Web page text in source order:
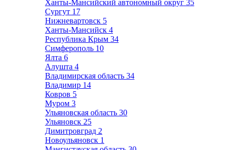
Ханты-Мансийский автономный округ 35
Сургут 17
Нижневартовск 5
Ханты-Мансийск 4
Республика Крым 34
Симферополь 10
Ялта 6
Алушта 4
Владимирская область 34
Владимир 14
Ковров 5
Муром 3
Ульяновская область 30
Ульяновск 25
Димитровград 2
Новоульяновск 1